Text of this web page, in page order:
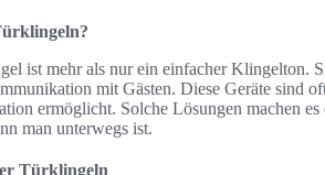
ist mehr als nur ein einfacher Klingelton.
mit Gästen. Diese Geräte sind
ermöglicht. Solche Lösungen machen
man unterwegs ist.
Türklingeln